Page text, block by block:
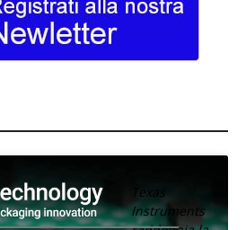
Texas
Instruments